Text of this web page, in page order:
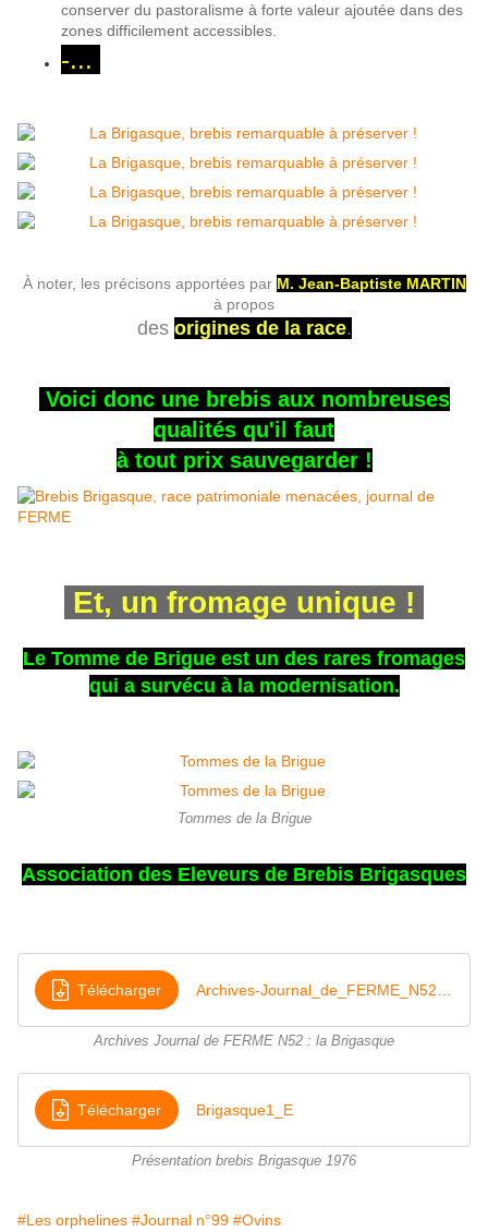
conserver du pastoralisme à forte valeur ajoutée dans des
zones difficilement accessibles.
-...
À noter, les précisons apportées par M. Jean-Baptiste MARTIN
à propos
des origines de la race.
Voici donc une brebis aux nombreuses
qualités qu'il faut
à tout prix sauvegarder !
Et, un fromage unique !
Le Tomme de Brigue est un des rares fromages
qui a survécu à la modernisation.
Tommes de la Brigue
Association des Eleveurs de Brebis Brigasques
Télécharger
Archives Journal de FERME N52 : la Brigasque
Télécharger Brigasque1_E
Présentation brebis Brigasque 1976
#Les orphelines #Journal n°99 #Ovins